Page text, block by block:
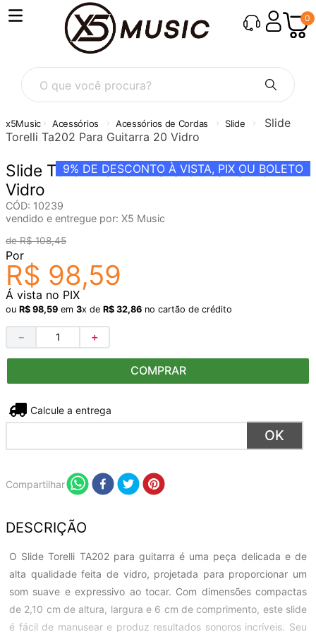
0
O que você procura?
Acessórios Acessórios de Cordas Slide
Slide
Torelli Ta202 Para Guitarra 20 Vidro
9% DE DESCONTO À VISTA, PIX OU BOLETO
Slide Torelli Ta202 Para Guitarra 20
Vidro
CÓD: 10239
vendido e entregue por: X5 Music
R$ 108,45
Por
R$ 98,59
Á vista no PIX
ou R$ 98,59 em 3x de R$ 32,86 no cartão de crédito
＋
－
COMPRAR
Não sei meu CEP
Compartilhar
DESCRIÇÃO
O Slide Torelli TA202 para guitarra é uma peça delicada e de
alta qualidade feita de vidro, projetada para proporcionar um
som suave e expressivo ao tocar. Com dimensões compactas
de 2,10 cm de altura, largura e 6 cm de comprimento, este slide
é fácil de manusear e produz resultados sonoros incríveis. Seu